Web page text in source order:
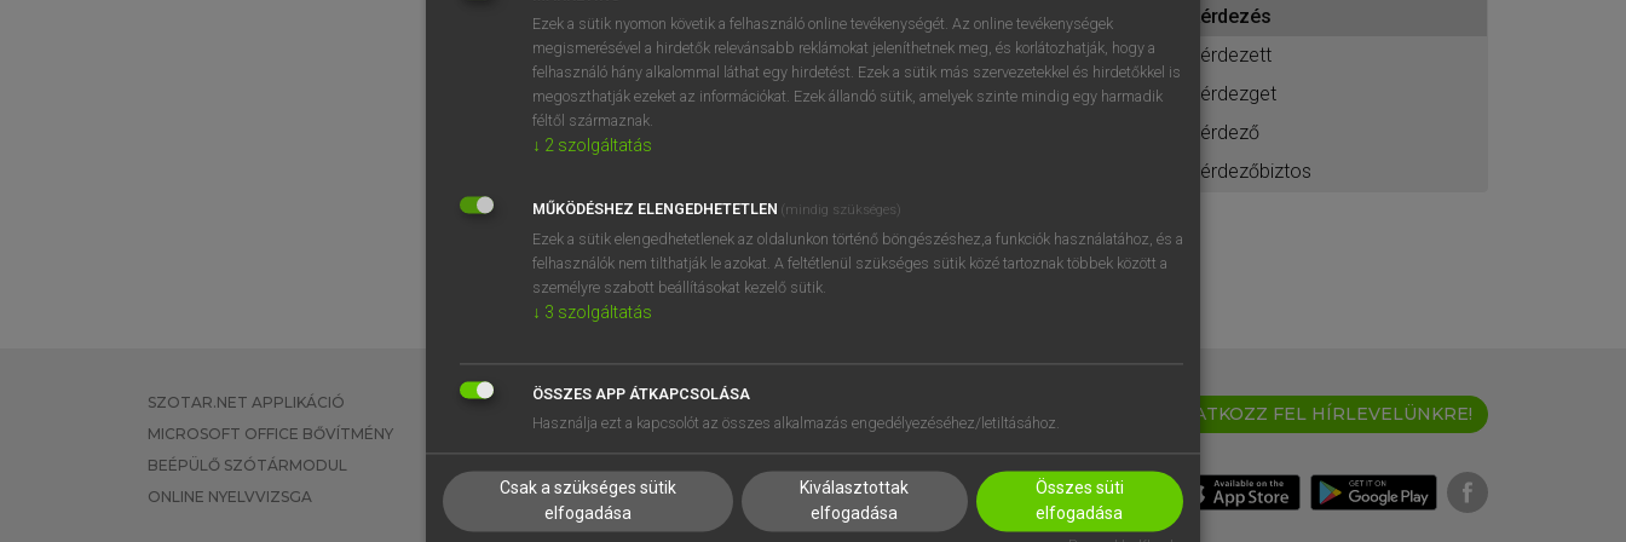
BELÉPÉS
próbaverziójának elindításához
regisztrálok ésbelépek.
REGISZTRÁCIÓ
kérdezés
kérdezett
kérdezget
kérdező
kérdezőbiztos
SZOTAR.NET APPLIKÁCIÓ
MICROSOFT OFFICE BŐVÍTMÉNY
BEÉPÜLŐ SZÓTÁRMODUL
ONLINE NYELVVIZSGA
EGYÉNI FELHASZNÁLÓKNAK
TANULÓKNAK
VÁLLALATI MEGOLDÁSOK
SÚGÓ
RÓLUNK
SÜTI BEÁLLÍTÁSOK
IRATKOZZ FEL HÍRLEVELÜNKRE!
Ezek a sütik nyomon követik a felhasználó online tevékenységét. Az online tevékenységek
megismerésével a hirdetők relevánsabb reklámokat jeleníthetnek meg, és korlátozhatják, hogy a
felhasználó hány alkalommal láthat egy hirdetést. Ezek a sütik más szervezetekkel és hirdetőkkel is
megoszthatják ezeket az információkat. Ezek állandó sütik, amelyek szinte mindig egy harmadik
féltől származnak.
↓ 2 szolgáltatás
MŰKÖDÉSHEZ ELENGEDHETETLEN (mindig szükséges)
Ezek a sütik elengedhetetlenek az oldalunkon történő böngészéshez,a funkciók használatához, és a
felhasználók nem tilthatják le azokat. A feltétlenül szükséges sütik közé tartoznak többek között a
személyre szabott beállításokat kezelő sütik.
↓ 3 szolgáltatás
ÖSSZES APP ÁTKAPCSOLÁSA
Használja ezt a kapcsolót az összes alkalmazás engedélyezéséhez/letiltásához.
Csak a szükséges sütik
elfogadása
Kiválasztottak
elfogadása
Összes süti
elfogadása